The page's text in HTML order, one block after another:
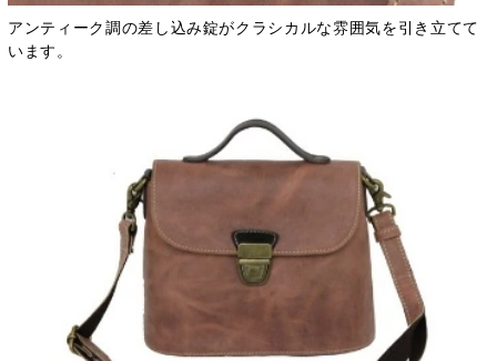
アンティーク調の差し込み錠がクラシカルな雰囲気を引き立てて
います。